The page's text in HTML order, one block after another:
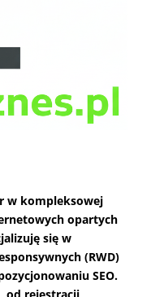
w kompleksowej
opartych
się w
(RWD)
SEO.